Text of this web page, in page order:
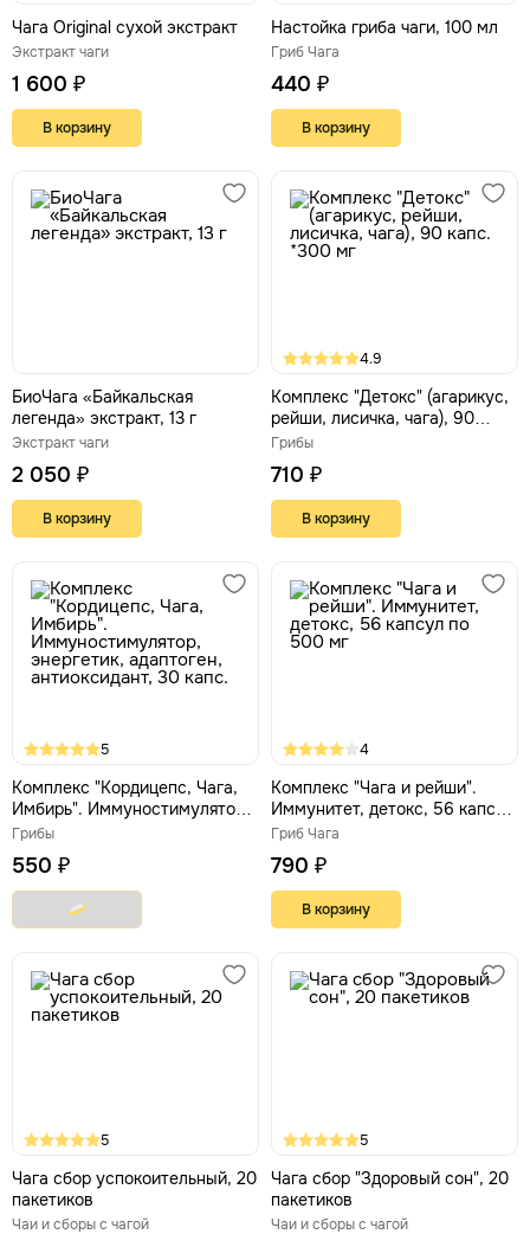
Чага Original сухой экстракт
Экстракт чаги
1 600 ₽
В корзину
Настойка гриба чаги, 100 мл
Гриб Чага
440 ₽
В корзину
БиоЧага «Байкальская
легенда» экстракт, 13 г
Экстракт чаги
2 050 ₽
В корзину
4.9
Комплекс "Детокс" (агарикус,
рейши, лисичка, чага), 90
капс. *300 мг
Грибы
710 ₽
В корзину
5
Комплекс "Кордицепс, Чага,
Имбирь". Иммуностимулятор,
энергетик, адаптоген,
Грибы
550 ₽
4
Комплекс "Чага и рейши".
Иммунитет, детокс, 56 капсул
по 500 мг
Гриб Чага
790 ₽
В корзину
5
Чага сбор успокоительный, 20
пакетиков
Чаи и сборы с чагой
5
Чага сбор "Здоровый сон", 20
пакетиков
Чаи и сборы с чагой